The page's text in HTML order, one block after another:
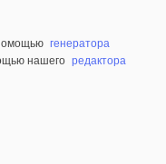
генератора
нашего редактора